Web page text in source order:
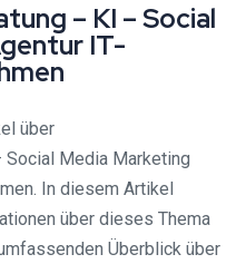
– KI – Social
IT-
über
Social Media Marketing
In diesem Artikel
über dieses Thema
Überblick über